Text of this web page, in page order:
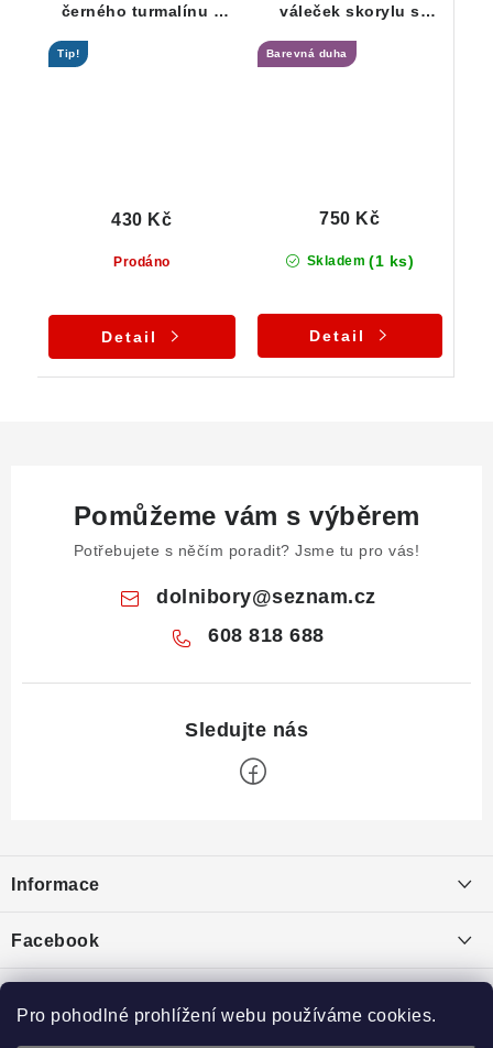
Pro pohodlné prohlížení webu používáme cookies.
černého turmalínu s
Tip!
Prodáno
430 Kč
Detail
váleček skorylu s
rýhováním
Barevná duha
Skladem (1 ks)
750 Kč
Detail
Pomůžeme vám s výběrem
Potřebujete s něčím poradit? Jsme tu pro vás!
dolnibory@seznam.cz
608 818 688
p
a
í
Informace
Puncovní značky
Ochrana osobních údajů
Facebook
Toplist